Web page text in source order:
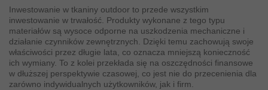
Inwestowanie w tkaniny outdoor to przede wszystkim
inwestowanie w trwałość. Produkty wykonane z tego typu
materiałów są wysoce odporne na uszkodzenia mechaniczne i
działanie czynników zewnętrznych. Dzięki temu zachowują swoje
właściwości przez długie lata, co oznacza mniejszą konieczność
ich wymiany. To z kolei przekłada się na oszczędności finansowe
w dłuższej perspektywie czasowej, co jest nie do przecenienia dla
zarówno indywidualnych użytkowników, jak i firm.